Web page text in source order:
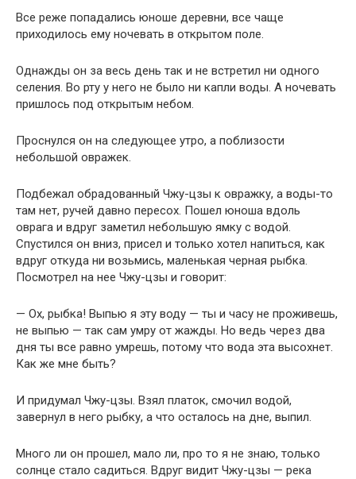
Все реже попадались юноше деревни, все чаще
приходилось ему ночевать в открытом поле.
Однажды он за весь день так и не встретил ни одного
селения. Во рту у него не было ни капли воды. А ночевать
пришлось под открытым небом.
Проснулся он на следующее утро, а поблизости
небольшой овражек.
Подбежал обрадованный Чжу-цзы к овражку, а воды-то
там нет, ручей давно пересох. Пошел юноша вдоль
оврага и вдруг заметил небольшую ямку с водой.
Спустился он вниз, присел и только хотел напиться, как
вдруг откуда ни возьмись, маленькая черная рыбка.
Посмотрел на нее Чжу-цзы и говорит:
— Ох, рыбка! Выпью я эту воду — ты и часу не проживешь,
не выпью — так сам умру от жажды. Но ведь через два
дня ты все равно умрешь, потому что вода эта высохнет.
Как же мне быть?
И придумал Чжу-цзы. Взял платок, смочил водой,
завернул в него рыбку, а что осталось на дне, выпил.
Много ли он прошел, мало ли, про то я не знаю, только
солнце стало садиться. Вдруг видит Чжу-цзы — река